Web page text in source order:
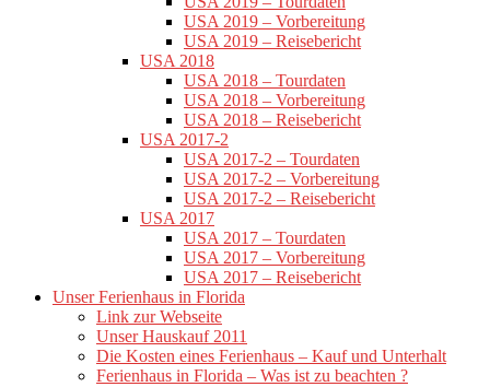
USA 2019 – Vorbereitung
USA 2019 – Reisebericht
USA 2018
USA 2018 – Tourdaten
USA 2018 – Vorbereitung
USA 2018 – Reisebericht
USA 2017-2
USA 2017-2 – Tourdaten
USA 2017-2 – Vorbereitung
USA 2017-2 – Reisebericht
USA 2017
USA 2017 – Tourdaten
USA 2017 – Vorbereitung
USA 2017 – Reisebericht
Unser Ferienhaus in Florida
Link zur Webseite
Unser Hauskauf 2011
Die Kosten eines Ferienhaus – Kauf und Unterhalt
Ferienhaus in Florida – Was ist zu beachten ?